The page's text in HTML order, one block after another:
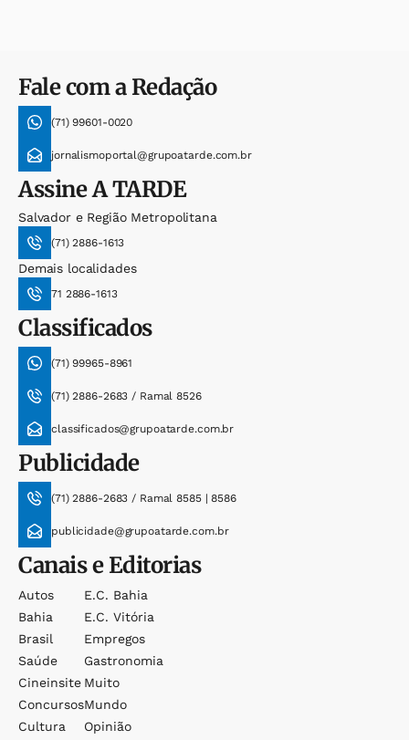
Fale com a Redação
(71) 99601-0020
jornalismoportal@grupoatarde.com.br
AssineA TARDE
Salvador e Região Metropolitana
(71) 2886-1613
Demais localidades
71 2886-1613
Classificados
(71) 99965-8961
(71) 2886-2683 / Ramal 8526
classificados@grupoatarde.com.br
Publicidade
(71) 2886-2683 / Ramal 8585 | 8586
publicidade@grupoatarde.com.br
Canais e Editorias
Autos
Bahia
Brasil
Saúde
Cineinsite
Concursos
Cultura
E.c. Bahia
E.c. Vitória
Empregos
Gastronomia
Muito
Mundo
Opinião